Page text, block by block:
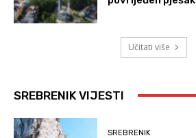
Učitati više
SREBRENIK VIJESTI
SREBRENIK